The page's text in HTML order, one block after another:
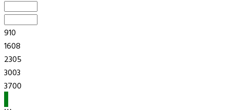
910
1608
2305
3003
3700